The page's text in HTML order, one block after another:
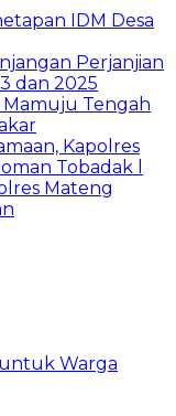
IDM Desa
Perjanjian
dan 2025
Mamuju Tengah
Kapolres
Tobadak l
Mateng
Warga